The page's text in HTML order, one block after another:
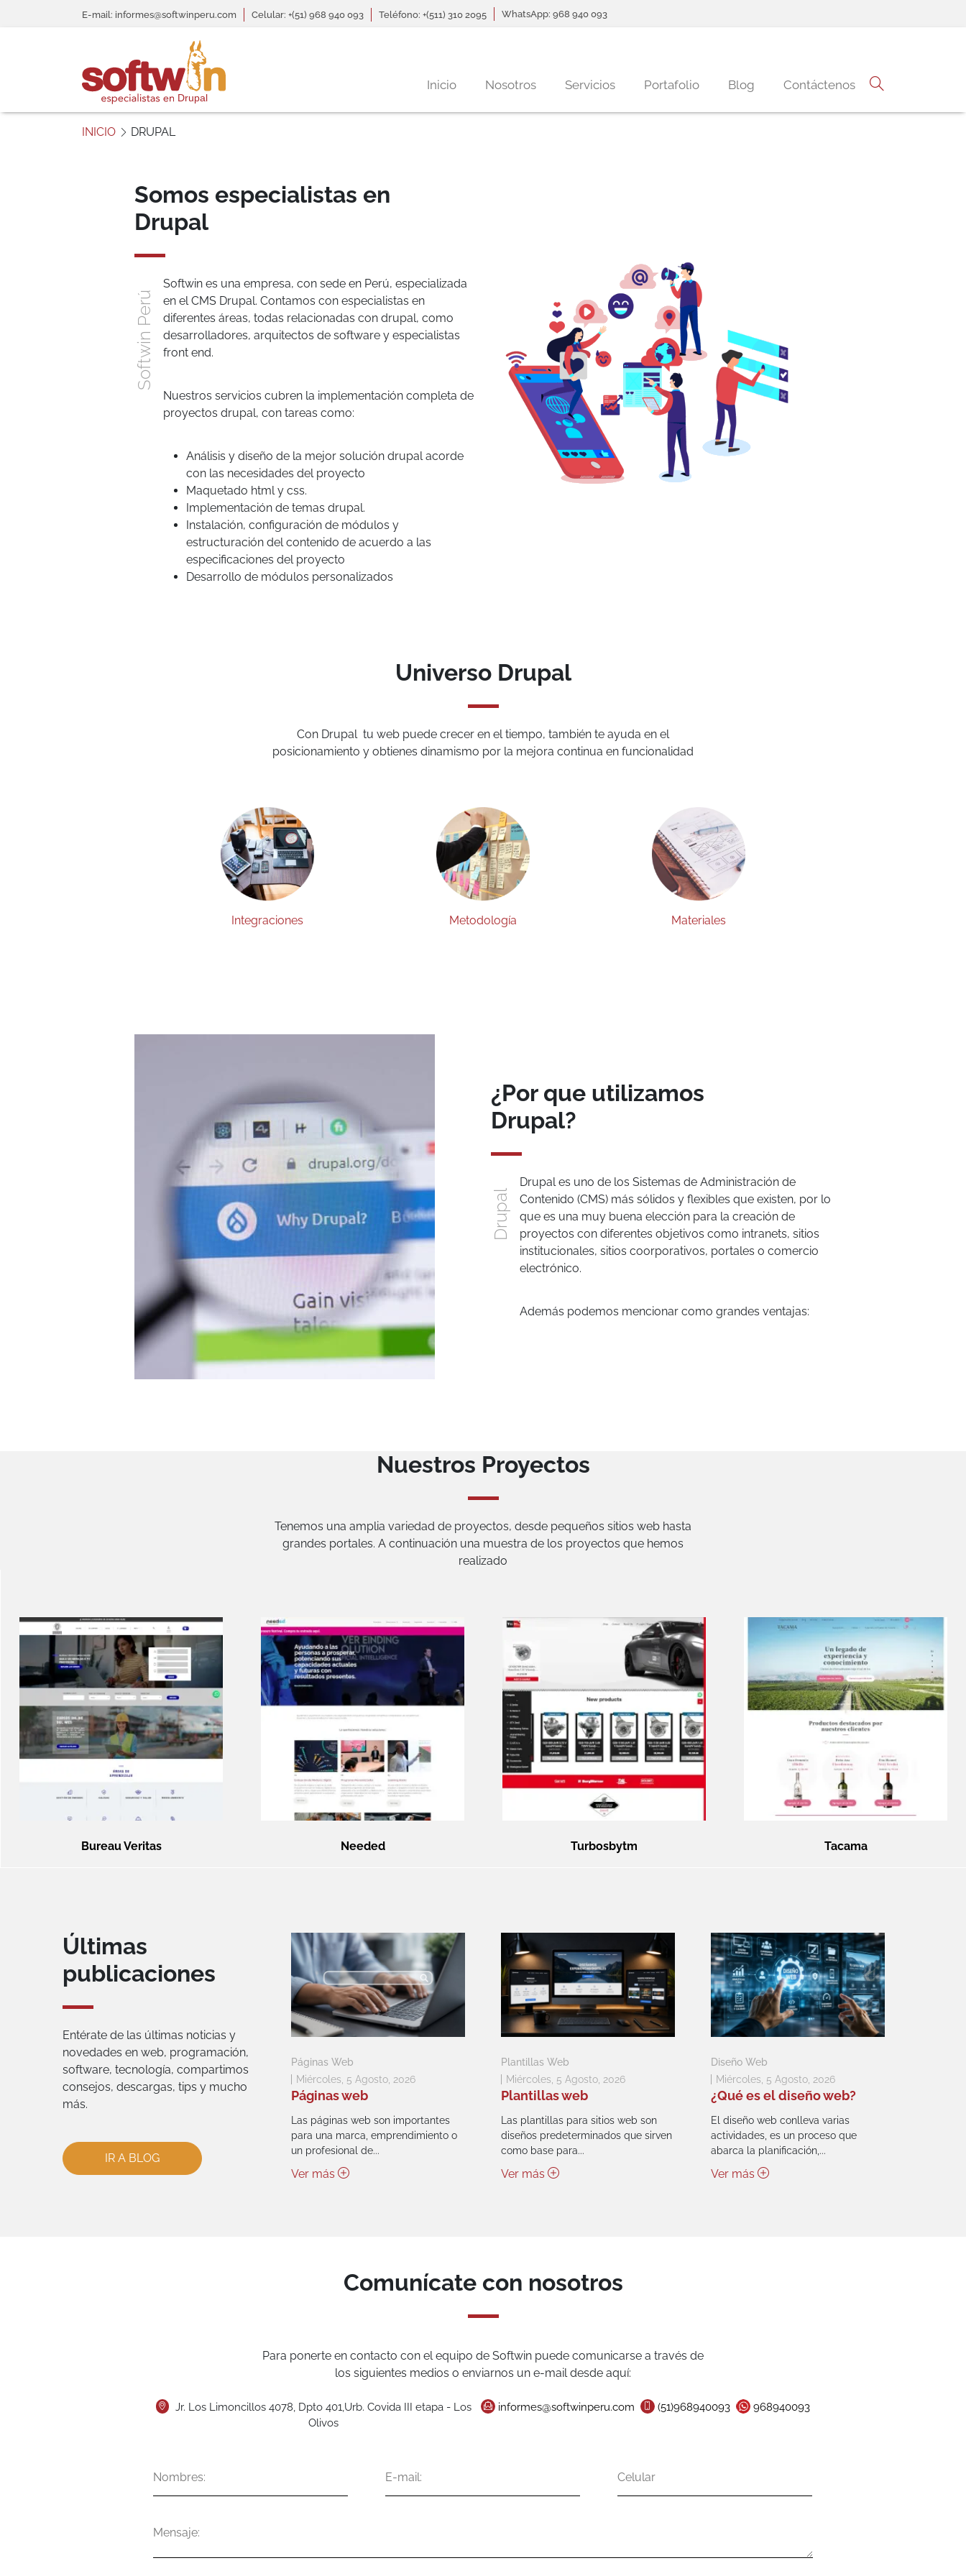
Pasar al contenido principalheader informativo
E-mail: informes@softwinperu.com Celular: +(51) 968 940 093 Teléfono: +(511) 310 2095 WhatsApp: 968 940 093
S
o
Navegación principal
Inicio Nosotros Servicios Portafolio Blog Contáctenos
INICIO DRUPAL
Somos especialistas en
Drupal
Softwin Perú
Softwin es una empresa, con sede en Perú, especializada
en el CMS Drupal. Contamos con especialistas en
diferentes áreas, todas relacionadas con drupal, como
desarrolladores, arquitectos de software y especialistas
front end.
Nuestros servicios cubren la implementación completa de
proyectos drupal, con tareas como:
Análisis y diseño de la mejor solución drupal acorde
con las necesidades del proyecto
Maquetado html y css.
Implementación de temas drupal.
Instalación, configuración de módulos y
estructuración del contenido de acuerdo a las
especificaciones del proyecto
Desarrollo de módulos personalizados
Universo Drupal
Con Drupal tu web puede crecer en el tiempo, también te ayuda en el
posicionamiento y obtienes dinamismo por la mejora continua en funcionalidad
Integraciones Metodología Materiales
¿Por que utilizamos
Drupal?
Drupal
Drupal es uno de los Sistemas de Administración de
Contenido (CMS) más sólidos y flexibles que existen, por lo
que es una muy buena elección para la creación de
proyectos con diferentes objetivos como intranets, sitios
institucionales, sitios coorporativos, portales o comercio
electrónico.
Además podemos mencionar como grandes ventajas:
Nuestros Proyectos
Tenemos una amplia variedad de proyectos, desde pequeños sitios web hasta
grandes portales. A continuación una muestra de los proyectos que hemos
realizado
Bureau Veritas Needed Turbosbytm Tacama
Últimas
publicaciones
Entérate de las últimas noticias y
novedades en web, programación,
software, tecnología, compartimos
consejos, descargas, tips y mucho
más.
IR A BLOG
Páginas Web
Miércoles, 5 Agosto, 2026
Páginas web
Las páginas web son importantes
para una marca, emprendimiento o
un profesional de...
Ver más
Plantillas Web
Miércoles, 5 Agosto, 2026
Plantillas web
Las plantillas para sitios web son
diseños predeterminados que sirven
como base para...
Ver más
Diseño Web
Miércoles, 5 Agosto, 2026
¿Qué es el diseño web?
El diseño web conlleva varias
actividades, es un proceso que
abarca la planificación,...
Ver más
Comunícate con nosotros
Para ponerte en contacto con el equipo de Softwin puede comunicarse a través de
los siguientes medios o enviarnos un e-mail desde aquí:
Jr. Los Limoncillos 4078, Dpto 401,Urb. Covida III etapa - Los
Olivos
informes@softwinperu.com (51)968940093 968940093
mail